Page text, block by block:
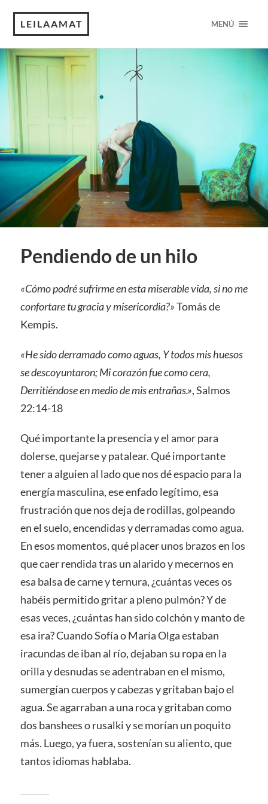
LEILAAMAT MENÚ
Pendiendo de un hilo
«Cómo podré sufrirme en esta miserable vida, si no me
confortare tu gracia y misericordia?»Tomás de
Kempis.
«He sido derramado como aguas, Y todos mis huesos
se descoyuntaron; Mi corazón fue como cera,
Derritiéndose en medio de mis entrañas.», Salmos
22:14-18
Qué importante la presencia y el amor para
dolerse, quejarse y patalear. Qué importante
tener a alguien al lado que nos dé espacio para la
energía masculina, ese enfado legítimo, esa
frustración que nos deja de rodillas, golpeando
en el suelo, encendidas y derramadas como agua.
En esos momentos, qué placer unos brazos en los
que caer rendida tras un alarido y mecernos en
esa balsa de carne y ternura, ¿cuántas veces os
habéis permitido gritar a pleno pulmón? Y de
esas veces, ¿cuántas han sido colchón y manto de
esa ira? Cuando Sofía o María Olga estaban
iracundas de iban al río, dejaban su ropa en la
orilla y desnudas se adentraban en el mismo,
sumergían cuerpos y cabezas y gritaban bajo el
agua. Se agarraban a una roca y gritaban como
dos banshees o rusalki y se morían un poquito
más. Luego, ya fuera, sostenían su aliento, que
tantos idiomas hablaba.